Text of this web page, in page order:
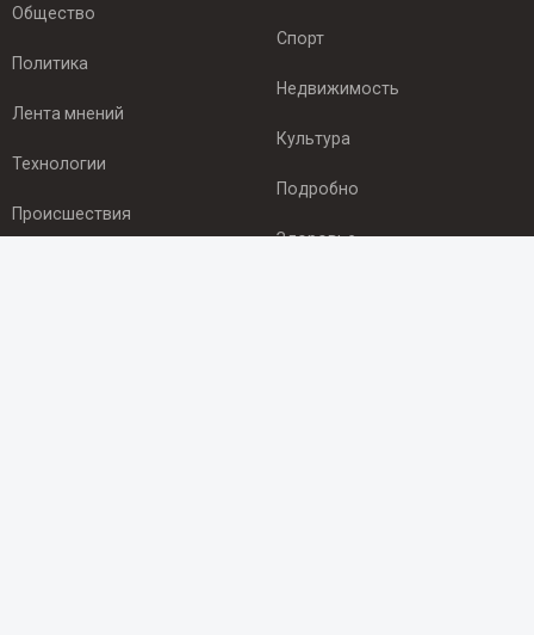
Общество
Политика
Лента мнений
Технологии
Происшествия
Спорт
Недвижимость
Культура
Подробно
Здоровье